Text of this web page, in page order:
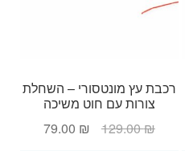
רכבת עץ מונטסורי – השחלת
צורות עם חוט משיכה
129.00₪
המחיר79.00 ₪
המחיר